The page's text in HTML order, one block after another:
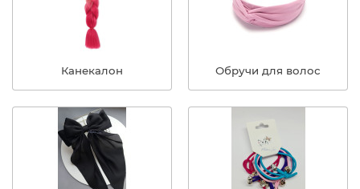
Канекалон Обручи для волос